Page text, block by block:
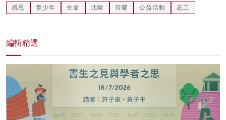
感恩 青少年 生命 北歐 芬蘭 公益活動 志工
編輯精選